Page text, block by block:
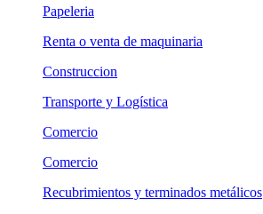
Papeleria
Renta o venta de maquinaria
Construccion
Transporte y Logística
Comercio
Comercio
Recubrimientos y terminados metálicos